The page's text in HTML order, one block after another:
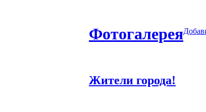
Фотогалерея
Жители города!